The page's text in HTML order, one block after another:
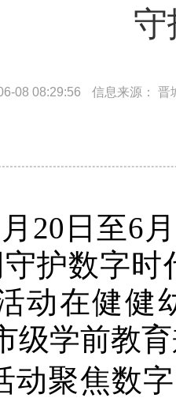
守
08 08:29:56 信息来源： 晋
20日至6
守护数字
动在健健
级学前教
动聚焦数